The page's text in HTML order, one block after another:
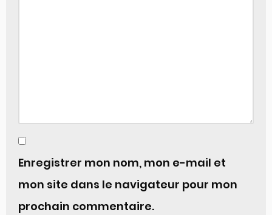
Enregistrer mon nom, mon e-mail et
mon site dans le navigateur pour mon
prochain commentaire.